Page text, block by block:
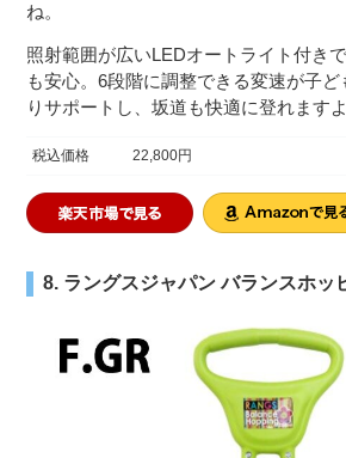
ね。
照射範囲が広いLEDオートライト付き
も安心。6段階に調整できる変速が子
りサポートし、坂道も快適に登れますよ
税込価格 22,800円
8. ラングスジャパン バランスホッ